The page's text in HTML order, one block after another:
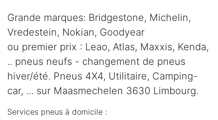
Grande marques: Bridgestone, Michelin,
Vredestein, Nokian, Goodyear
ou premier prix : Leao, Atlas, Maxxis, Kenda,
.. pneus neufs - changement de pneus
hiver/été. Pneus 4X4, Utilitaire, Camping-
car, ... sur Maasmechelen 3630 Limbourg.
Services pneus à domicile :